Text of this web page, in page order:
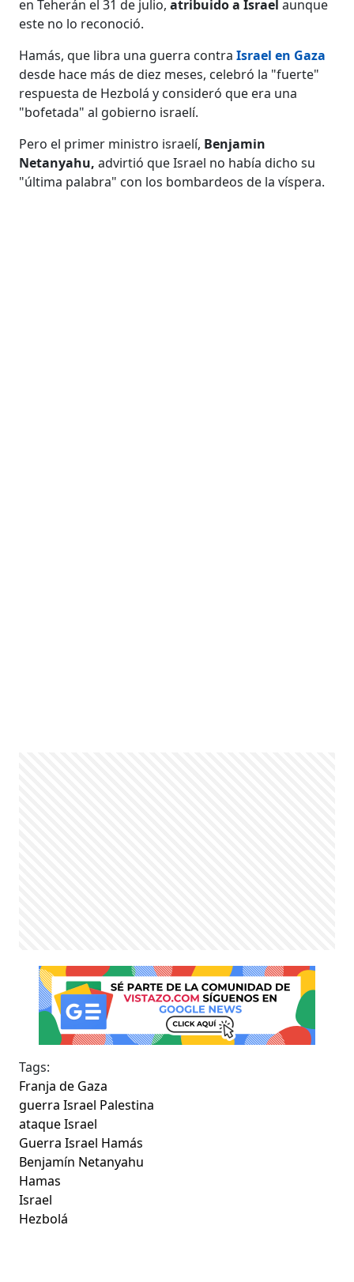
en Teherán el 31 de julio,atribuido a Israelaunque
este no lo reconoció.
Hamás, que libra una guerra contra Israel en Gaza
desde hace más de diez meses, celebró la "fuerte"
respuesta de Hezbolá y consideró que era una
"bofetada" al gobierno israelí.
Pero el primer ministro israelí, Benjamin
Netanyahu, advirtió que Israel no había dicho su
"última palabra" con los bombardeos de la víspera.
Tags:
Franja de Gaza
guerra Israel Palestina
ataque Israel
Guerra Israel Hamás
Benjamín Netanyahu
Hamas
Israel
Hezbolá